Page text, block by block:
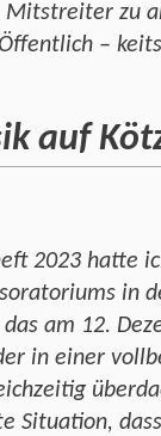
zu
–
auf
2023 hatte
in
am 12.
in einer
Situation,